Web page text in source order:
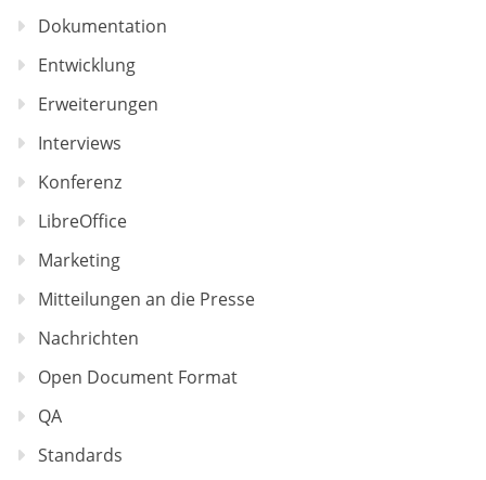
Dokumentation
Entwicklung
Erweiterungen
Interviews
Konferenz
LibreOffice
Marketing
Mitteilungen an die Presse
Nachrichten
Open Document Format
QA
Standards